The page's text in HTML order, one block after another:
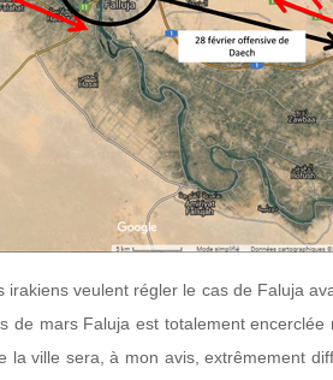
irakiens veulent régler le cas de Faluja
de mars Faluja est totalement
la ville sera, à mon avis, extrêmement